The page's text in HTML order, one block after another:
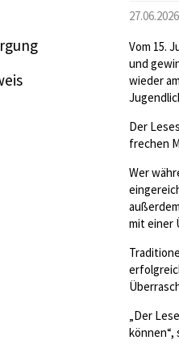
27.06.2026
Vom 15.
und
wieder
Der
frechen
Wer
mit einer
„Der
können“,